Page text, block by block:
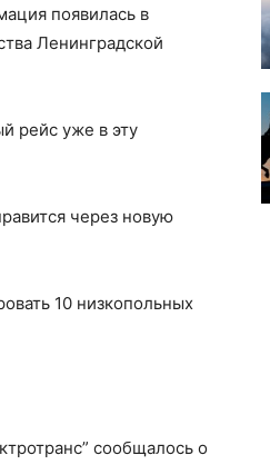
появилась в
Ленинградской
рейс уже в эту
через новую
10 низкопольных
сообщалось о